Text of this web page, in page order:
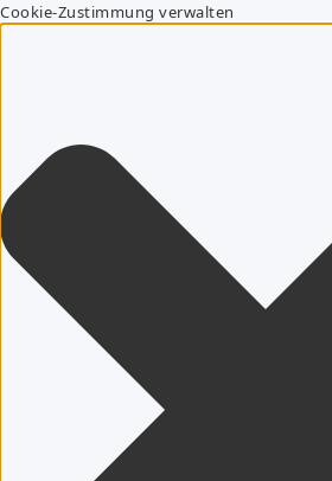
Cookie-Zustimmung verwalten